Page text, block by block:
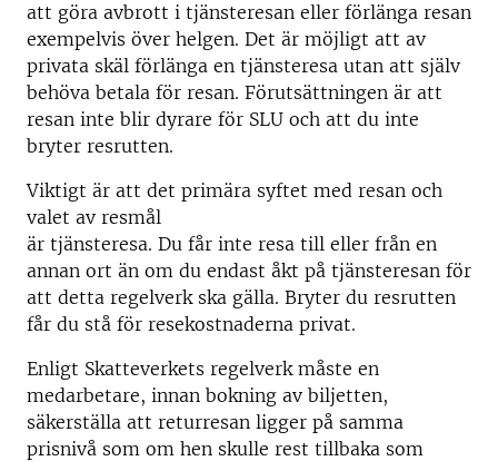
att göra avbrott i tjänsteresan eller förlänga resan
exempelvis över helgen. Det är möjligt att av
privata skäl förlänga en tjänsteresa utan att själv
behöva betala för resan. Förutsättningen är att
resan inte blir dyrare för SLU och att du inte
bryter resrutten.
Viktigt är att det primära syftet med resan och
valet av resmål
är tjänsteresa. Du får inte resa till eller från en
annan ort än om du endast åkt på tjänsteresan för
att detta regelverk ska gälla. Bryter du resrutten
får du stå för resekostnaderna privat.
Enligt Skatteverkets regelverk måste en
medarbetare, innan bokning av biljetten,
säkerställa att returresan ligger på samma
prisnivå som om hen skulle rest tillbaka som